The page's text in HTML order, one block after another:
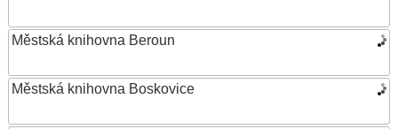
Městská knihovna Beroun
Městská knihovna Boskovice